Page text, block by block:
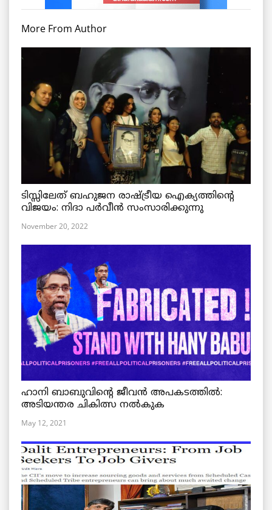
More From Author
ടിസ്സിലേത് ബഹുജന രാഷ്ട്രീയ ഐക്യത്തിന്റെ
വിജയം: നിദാ പർവീൻ സംസാരിക്കുന്നു
November 20, 2022
ഹാനി ബാബുവിന്റെ ജീവൻ അപകടത്തിൽ:
അടിയന്തര ചികിത്സ നൽകുക
May 12, 2021